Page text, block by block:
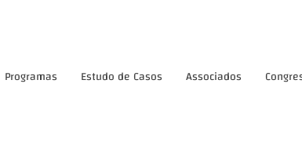
Programas Estudo de Casos Associados